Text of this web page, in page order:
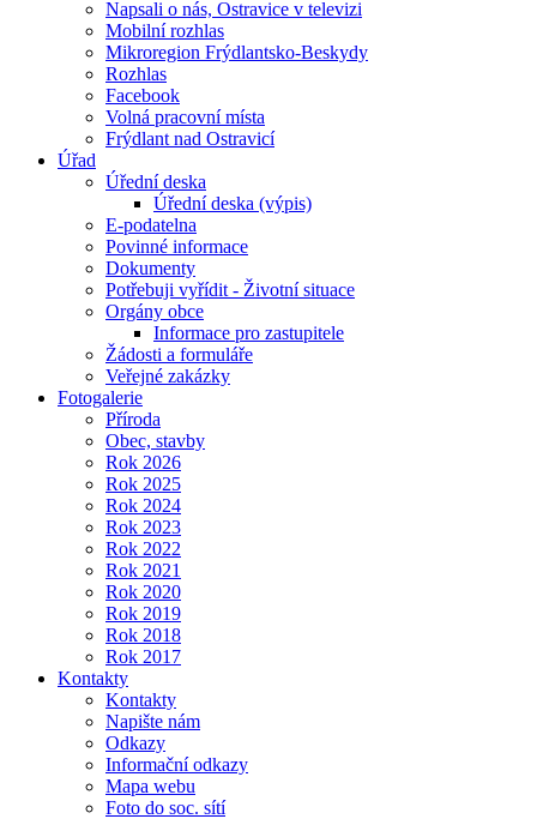
Napsali o nás, Ostravice v televizi
Mobilní rozhlas
Mikroregion Frýdlantsko-Beskydy
Rozhlas
Facebook
Volná pracovní místa
Frýdlant nad Ostravicí
Úřad
Úřední deska
Úřední deska (výpis)
E-podatelna
Povinné informace
Dokumenty
Potřebuji vyřídit - Životní situace
Orgány obce
Informace pro zastupitele
Žádosti a formuláře
Veřejné zakázky
Fotogalerie
Příroda
Obec, stavby
Rok 2026
Rok 2025
Rok 2024
Rok 2023
Rok 2022
Rok 2021
Rok 2020
Rok 2019
Rok 2018
Rok 2017
Kontakty
Kontakty
Napište nám
Odkazy
Informační odkazy
Mapa webu
Foto do soc. sítí